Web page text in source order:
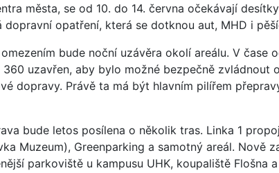
města, se od 10. do 14. června očekávají
dopravní opatření, která se dotknou aut, MHD i
bude noční uzávěra okolí areálu. V čase
uzavřen, aby bylo možné bezpečně zvládnout
dopravy. Právě ta má být hlavním pilířem
bude letos posílena o několik tras. Linka 1
Muzeum), Greenparking a samotný areál. Nově
parkoviště u kampusu UHK, koupaliště Flošna